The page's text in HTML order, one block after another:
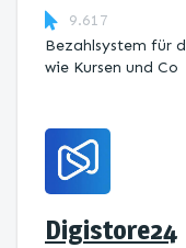
9.617
Bezahlsystem für
wie Kursen und Co
Digistore24